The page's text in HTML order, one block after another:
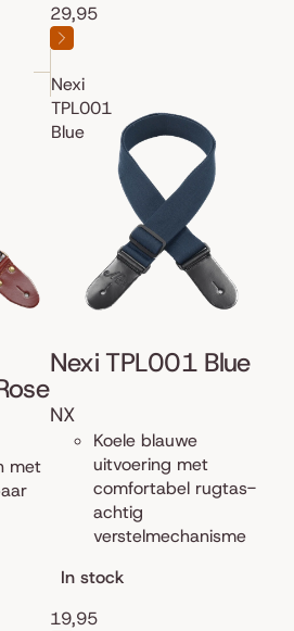
29,95
met
Nexi
TPL001
Blue
Nexi TPL001 Blue
NX
Koele blauwe
uitvoering met
comfortabel rugtas-
achtig
verstelmechanisme
In stock
19,95